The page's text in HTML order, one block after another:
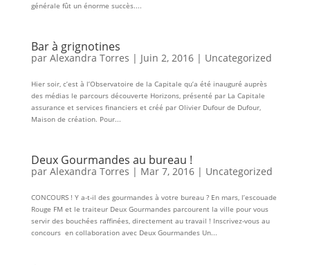
générale fût un énorme succès....
Bar à grignotines
par Alexandra Torres | Juin 2, 2016| Uncategorized
Hier soir, c’est à l’Observatoire de la Capitale qu’a été inauguré auprès
des médias le parcours découverte Horizons, présenté par La Capitale
assurance et services financiers et créé par Olivier Dufour de Dufour,
Maison de création. Pour...
Deux Gourmandes au bureau !
par Alexandra Torres | Mar 7, 2016| Uncategorized
CONCOURS ! Y a-t-il des gourmandes à votre bureau ? En mars, l’escouade
Rouge FM et le traiteur Deux Gourmandes parcourent la ville pour vous
servir des bouchées raffinées, directement au travail ! Inscrivez-vous au
concours en collaboration avec Deux Gourmandes Un...